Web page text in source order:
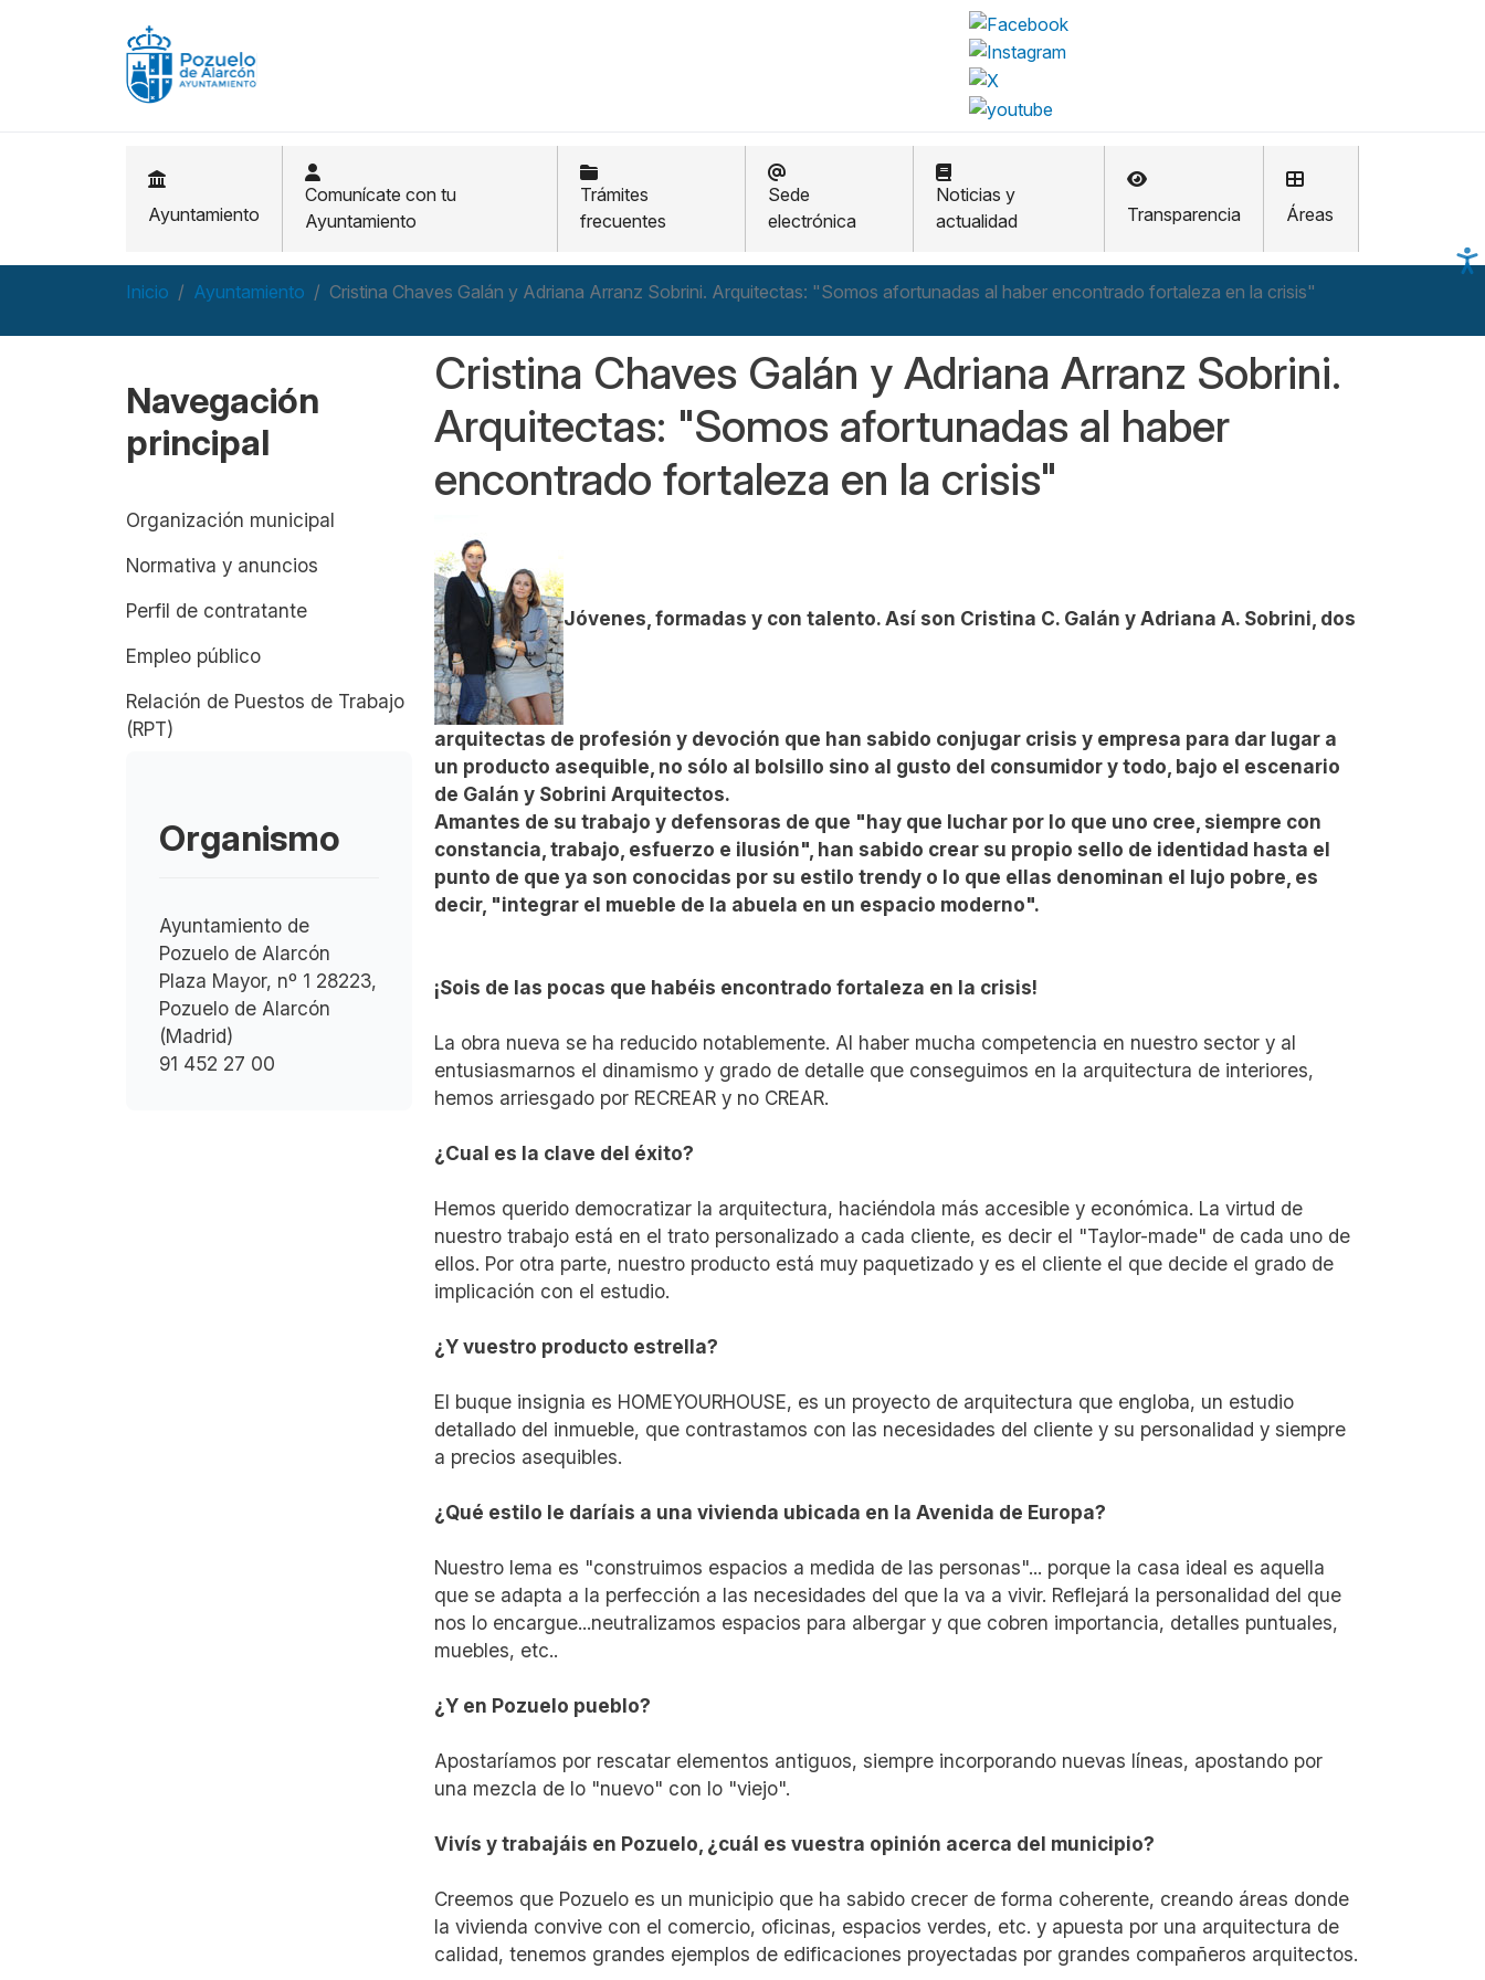
Ayuntamiento
Comunícate con tu
Ayuntamiento
Trámites
frecuentes
Sede
electrónica
Noticias y
actualidad
Transparencia Áreas
Inicio Ayuntamiento Cristina Chaves Galán y Adriana Arranz Sobrini. Arquitectas: "Somos afortunadas al haber encontrado fortaleza en la crisis"
Navegación
principal
Organización municipal
Normativa y anuncios
Perfil de contratante
Empleo público
Relación de Puestos de Trabajo
(RPT)
Organismo
Ayuntamiento de
Pozuelo de Alarcón
Plaza Mayor, nº 1 28223,
Pozuelo de Alarcón
(Madrid)
91 452 27 00
Cristina Chaves Galán y Adriana Arranz Sobrini.
Arquitectas: "Somos afortunadas al haber
encontrado fortaleza en la crisis"
Jóvenes, formadas y con talento. Así son Cristina C. Galán y Adriana A. Sobrini, dos
arquitectas de profesión y devoción que han sabido conjugar crisis y empresa para dar lugar a
un producto asequible, no sólo al bolsillo sino al gusto del consumidor y todo, bajo el escenario
de Galán y Sobrini Arquitectos.
Amantes de su trabajo y defensoras de que "hay que luchar por lo que uno cree, siempre con
constancia, trabajo, esfuerzo e ilusión", han sabido crear su propio sello de identidad hasta el
punto de que ya son conocidas por su estilo trendy o lo que ellas denominan el lujo pobre, es
decir, "integrar el mueble de la abuela en un espacio moderno".
¡Sois de las pocas que habéis encontrado fortaleza en la crisis!
La obra nueva se ha reducido notablemente. Al haber mucha competencia en nuestro sector y al
entusiasmarnos el dinamismo y grado de detalle que conseguimos en la arquitectura de interiores,
hemos arriesgado por RECREAR y no CREAR.
¿Cual es la clave del éxito?
Hemos querido democratizar la arquitectura, haciéndola más accesible y económica. La virtud de
nuestro trabajo está en el trato personalizado a cada cliente, es decir el "Taylor-made" de cada uno de
ellos. Por otra parte, nuestro producto está muy paquetizado y es el cliente el que decide el grado de
implicación con el estudio.
¿Y vuestro producto estrella?
El buque insignia es HOMEYOURHOUSE, es un proyecto de arquitectura que engloba, un estudio
detallado del inmueble, que contrastamos con las necesidades del cliente y su personalidad y siempre
a precios asequibles.
¿Qué estilo le daríais a una vivienda ubicada en la Avenida de Europa?
Nuestro lema es "construimos espacios a medida de las personas"... porque la casa ideal es aquella
que se adapta a la perfección a las necesidades del que la va a vivir. Reflejará la personalidad del que
nos lo encargue...neutralizamos espacios para albergar y que cobren importancia, detalles puntuales,
muebles, etc..
¿Y en Pozuelo pueblo?
Apostaríamos por rescatar elementos antiguos, siempre incorporando nuevas líneas, apostando por
una mezcla de lo "nuevo" con lo "viejo".
Vivís y trabajáis en Pozuelo, ¿cuál es vuestra opinión acerca del municipio?
Creemos que Pozuelo es un municipio que ha sabido crecer de forma coherente, creando áreas donde
la vivienda convive con el comercio, oficinas, espacios verdes, etc. y apuesta por una arquitectura de
calidad, tenemos grandes ejemplos de edificaciones proyectadas por grandes compañeros arquitectos.